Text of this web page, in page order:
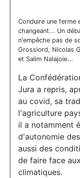
Conduire une ferme
changeant... Un
n'empêche pas de
Grossiord, Nicolas
et Salim Nalajoie...
La
Jura a repris,
au covid, sa
l'agriculture
il a notamment
d'autonomie
aussi des
de faire face
climatiques.